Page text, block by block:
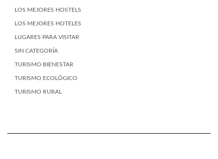
LOS MEJORES HOSTELS
LOS MEJORES HOTELES
LUGARES PARA VISITAR
SIN CATEGORÍA
TURISMO BIENESTAR
TURISMO ECOLÓGICO
TURISMO RURAL